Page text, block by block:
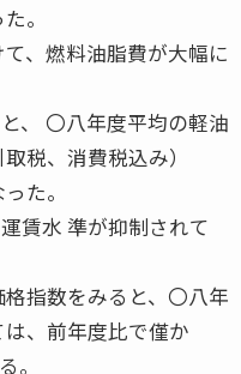
。
、燃料油脂費が大幅に
、 〇八年度平均の軽油
税、消費税込み）
た。
賃水 準が抑制されて
指数をみると、〇八年
、前年度比で僅か
。